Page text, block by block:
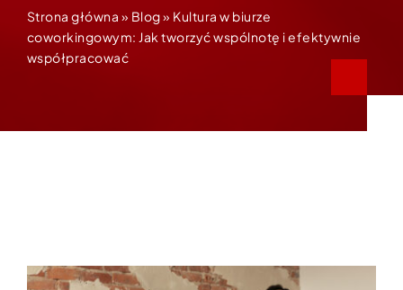
Strona główna » Blog» Kultura w biurze
coworkingowym: Jak tworzyć wspólnotę i efektywnie
współpracować